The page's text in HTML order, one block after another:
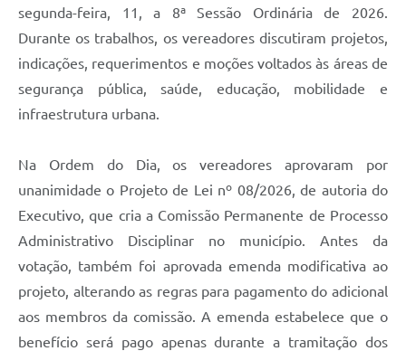
segunda-feira, 11, a 8ª Sessão Ordinária de 2026.
Durante os trabalhos, os vereadores discutiram projetos,
indicações, requerimentos e moções voltados às áreas de
segurança pública, saúde, educação, mobilidade e
infraestrutura urbana.
Na Ordem do Dia, os vereadores aprovaram por
unanimidade o Projeto de Lei nº 08/2026, de autoria do
Executivo, que cria a Comissão Permanente de Processo
Administrativo Disciplinar no município. Antes da
votação, também foi aprovada emenda modificativa ao
projeto, alterando as regras para pagamento do adicional
aos membros da comissão. A emenda estabelece que o
benefício será pago apenas durante a tramitação dos